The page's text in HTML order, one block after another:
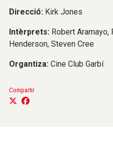
Direcció: Kirk Jones
Intèrprets: Robert
Henderson, Steven Cree
Organtiza: Cine Club Garbí
Compartir